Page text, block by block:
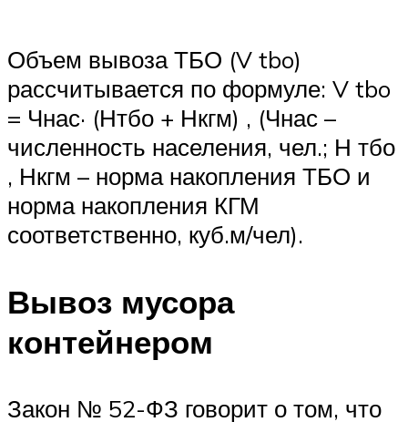
Объем вывоза ТБО (V tbo)
рассчитывается по формуле: V tbo
= Чнас· (Нтбо + Нкгм) , (Чнас –
численность населения, чел.; Н тбо
, Нкгм – норма накопления ТБО и
норма накопления КГМ
соответственно, куб.м/чел).
Вывоз мусора
контейнером
Закон № 52-ФЗ говорит о том, что